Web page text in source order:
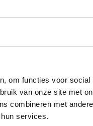
om functies voor
van onze site met
combineren met
services.